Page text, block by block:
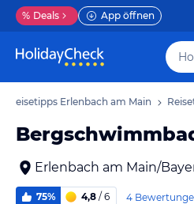
% Deals App öffnen
Reisetipps Erlenbach am Main
Erlenbach am Main/
75% 4,8 / 6 4